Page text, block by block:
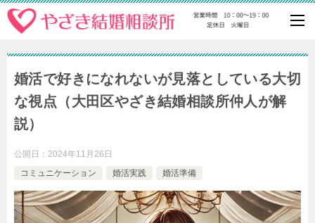
婚活で好きになれないが見落としている大切
な視点（大田区やざき結婚相談所仲人が解
説）
公開日： 2024年11月26日
コミュニケーション
婚活実践 婚活準備